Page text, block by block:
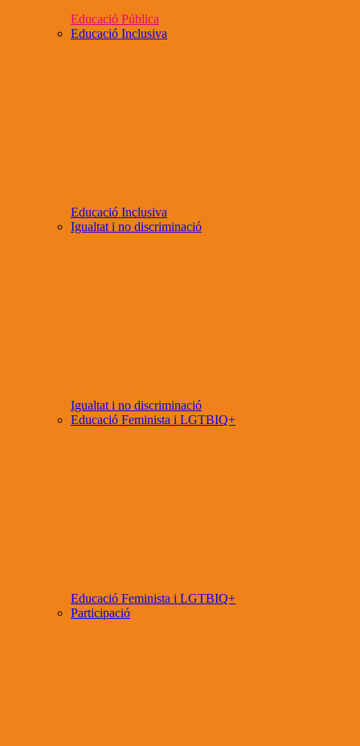
Educació Pública
Educació Inclusiva
Educació Inclusiva
Igualtat i no discriminació
Igualtat i no discriminació
Educació Feminista i LGTBIQ+
Educació Feminista i LGTBIQ+
Participació